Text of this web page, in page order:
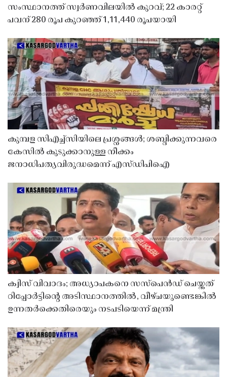
സംസ്ഥാനത്ത് സ്വർണവിലയിൽ കുറവ്; 22 കാരറ്റ്
പവന് 280 രൂപ കുറഞ്ഞ് 1,11,440 രൂപയായി
കുമ്പള സിഎച്ച്സിയിലെ പ്രശ്നങ്ങൾ; ശബ്ദിക്കുന്നവരെ
കേസിൽ കുടുക്കാനുള്ള നീക്കം
ജനാധിപത്യവിരുദ്ധമെന്ന് എസ്ഡിപിഐ
ക്വിസ് വിവാദം; അധ്യാപകനെ സസ്‌പെൻഡ് ചെയ്തത്
റിപ്പോർട്ടിൻ്റെ അടിസ്ഥാനത്തിൽ, വീഴ്ചയുണ്ടെങ്കിൽ
ഉന്നതർക്കെതിരെയും നടപടിയെന്ന് മന്ത്രി